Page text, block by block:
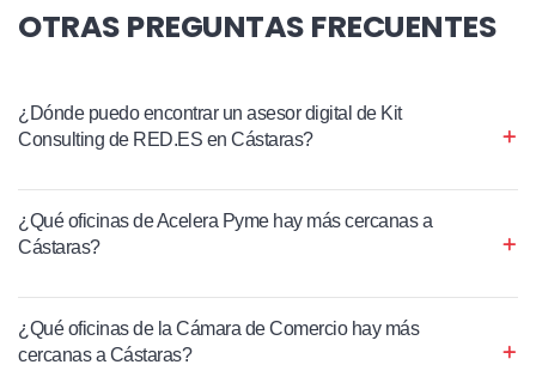
OTRAS PREGUNTAS FRECUENTES
¿Dónde puedo encontrar un asesor digital de Kit
Consulting de RED.ES en Cástaras?
¿Qué oficinas de Acelera Pyme hay más cercanas a
Cástaras?
¿Qué oficinas de la Cámara de Comercio hay más
cercanas a Cástaras?